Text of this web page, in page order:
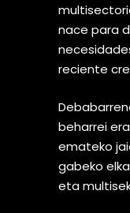
nace para
reciente
beharrei
emateko
gabeko
eta